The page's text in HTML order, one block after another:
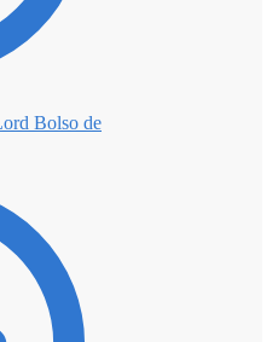
Bolso de